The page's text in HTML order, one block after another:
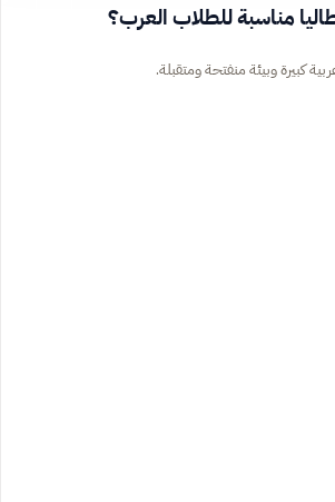
مناسبة للطلاب العرب؟
كبيرة وبيئة منفتحة ومتقبلة.